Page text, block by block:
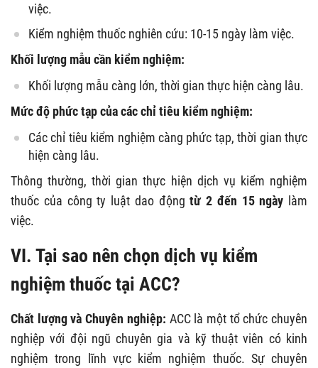
việc.
Kiểm nghiệm thuốc nghiên cứu: 10-15 ngày làm việc.
Khối lượng mẫu cần kiểm nghiệm:
Khối lượng mẫu càng lớn, thời gian thực hiện càng lâu.
Mức độ phức tạp của các chỉ tiêu kiểm nghiệm:
Các chỉ tiêu kiểm nghiệm càng phức tạp, thời gian thực
hiện càng lâu.
Thông thường, thời gian thực hiện dịch vụ kiểm nghiệm
thuốc của công ty luật dao độngtừ 2 đến 15 ngày làm
việc.
VI. Tại sao nên chọn dịch vụ kiểm
nghiệm thuốc tại ACC?
Chất lượng và Chuyên nghiệp: ACC là một tổ chức chuyên
nghiệp với đội ngũ chuyên gia và kỹ thuật viên có kinh
nghiệm trong lĩnh vực kiểm nghiệm thuốc. Sự chuyên